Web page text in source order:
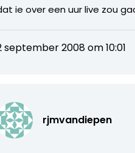
ie over een uur live zou
september 2008 om 10:01
rjmvandiepen